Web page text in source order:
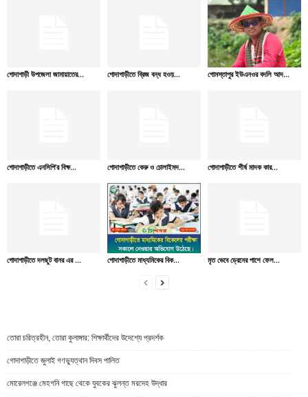
গোদাগাড়ী উপজেলা জামায়াতের... গোদাগাড়ীতে ব্রিজ বন্ধ হওয়... গোমস্তাপুর ইউএনওর বদলি আদ...
গোদাগাড়ীতে এনসিপি’র বিক্ষ... গোদাগাড়ীতে কেরু ও চোলাইমদ... গোদাগাড়ীতে শীর্ষ মাদক কার...
গোদাগাড়ীতে দলছুট বানর এর ... গোদাগাড়ীতে মাধ্যমিকের বিক... মৃত ভেবে ড্রেনের পাশে ফেল...
তোরা চরিত্রহীন, তোরা কুলাঙ্গার: শিক্ষার্থীদের উদেশ্যে প্রদর্শক
গোদাগাড়ীতে জুলাই গণভ্যুত্থান দিবস পালিত
মোরেলগঞ্জে মেহগনি গাছে থেকে যুবকের ঝুলন্ত মরদেহ উদ্ধার